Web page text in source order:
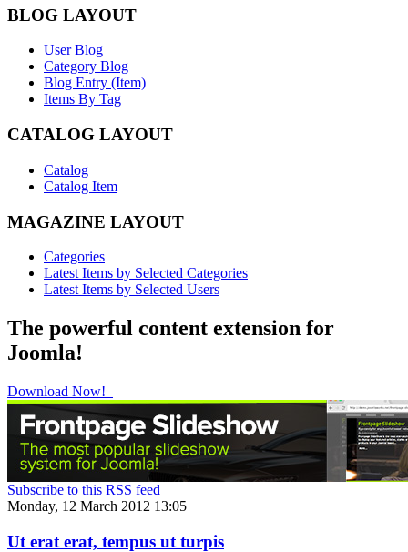
BLOG LAYOUT
User Blog
Category Blog
Blog Entry (Item)
Items By Tag
CATALOG LAYOUT
Catalog
Catalog Item
MAGAZINE LAYOUT
Categories
Latest Items by Selected Categories
Latest Items by Selected Users
The powerful content extension for
Joomla!
Download Now!
Subscribe to this RSS feed
Monday, 12 March 2012 13:05
Ut erat erat, tempus ut turpis